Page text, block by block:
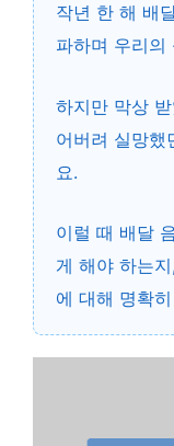
작년 한 해 배
파하며 우리의
하지만 막상
어버려 실망했
요.
이럴 때 배달
게 해야 하는
에 대해 명확